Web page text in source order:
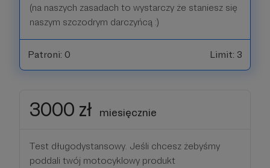
(na naszych zasadach to wystarczy że staniesz się
naszym szczodrym darczyńcą :)
Patroni: 0 Limit: 3
3000 zł miesięcznie
Test długodystansowy. Jeśli chcesz żebyśmy
poddali twój motocyklowy produkt